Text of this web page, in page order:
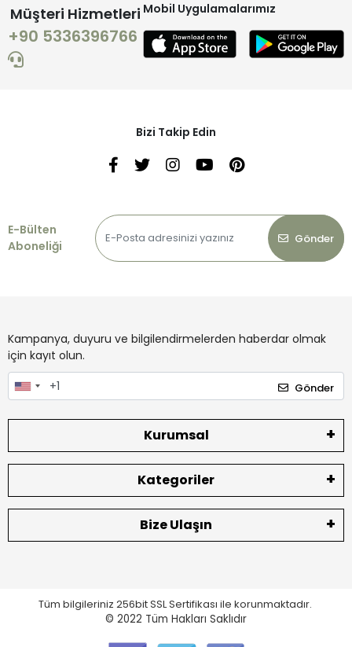
Müşteri Hizmetleri
+90 5336396766
Mobil Uygulamalarımız
Bizi Takip Edin
E-Bülten
Aboneliği
Gönder
Kampanya, duyuru ve bilgilendirmelerden haberdar olmak
için kayıt olun.
Gönder
Kurumsal
Kategoriler
Bize Ulaşın
Tüm bilgileriniz 256bit SSL Sertifikası ile korunmaktadır.
© 2022 Tüm Hakları Saklıdır